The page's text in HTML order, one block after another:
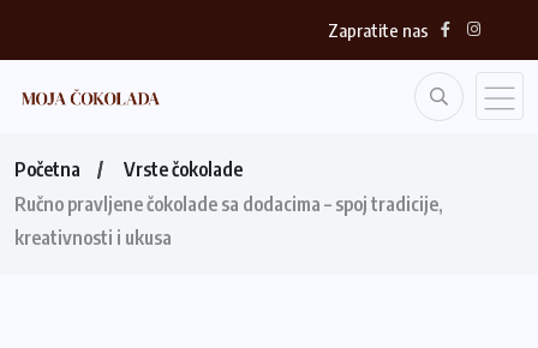
Zapratite nas
Početna
Vrste čokolade
Ručno pravljene čokolade sa dodacima – spoj tradicije,
kreativnosti i ukusa